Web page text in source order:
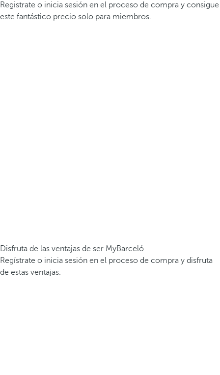
Registrate o inicia sesión en el proceso de compra y consigue
este fantástico precio solo para miembros.
Disfruta de las ventajas de ser MyBarceló
Regístrate o inicia sesión en el proceso de compra y disfruta
de estas ventajas.